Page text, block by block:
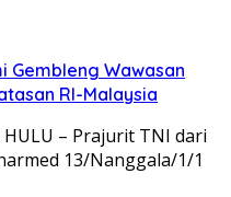
Gembleng Wawasan
RI-Malaysia
HULU – Prajurit TNI dari
13/Nanggala/1/1